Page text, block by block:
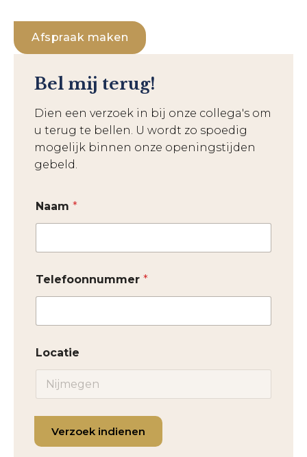
Afspraak maken
Bel mij terug!
Dien een verzoek in bij onze collega's om
u terug te bellen. U wordt zo spoedig
mogelijk binnen onze openingstijden
gebeld.
Naam *
Telefoonnummer *
Locatie
Verzoek indienen